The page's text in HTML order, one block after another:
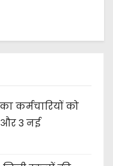
कर्मचारियों को
और 3 नई